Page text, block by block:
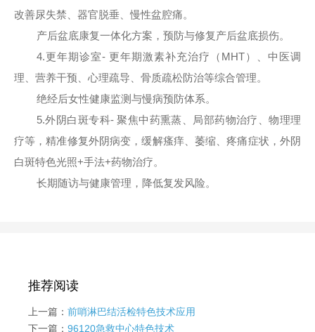
改善尿失禁、器官脱垂、慢性盆腔痛。
产后盆底康复一体化方案，预防与修复产后盆底损伤。
4.更年期诊室- 更年期激素补充治疗（MHT）、中医调
理、营养干预、心理疏导、骨质疏松防治等综合管理。
绝经后女性健康监测与慢病预防体系。
5.外阴白斑专科- 聚焦中药熏蒸、局部药物治疗、物理理
疗等，精准修复外阴病变，缓解瘙痒、萎缩、疼痛症状，外阴
白斑特色光照+手法+药物治疗。
长期随访与健康管理，降低复发风险。
推荐阅读
上一篇： 前哨淋巴结活检特色技术应用
下一篇： 96120急救中心特色技术